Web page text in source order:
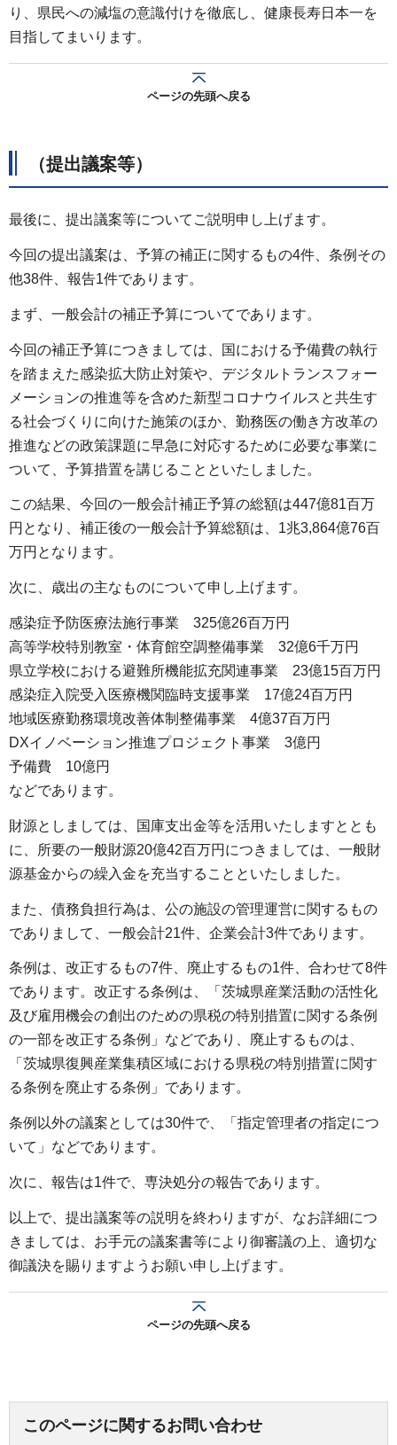
り、県民への減塩の意識付けを徹底し、健康長寿日本一を
目指してまいります。
ページの先頭へ戻る
（提出議案等）
最後に、提出議案等についてご説明申し上げます。
今回の提出議案は、予算の補正に関するもの4件、条例その
他38件、報告1件であります。
まず、一般会計の補正予算についてであります。
今回の補正予算につきましては、国における予備費の執行
を踏まえた感染拡大防止対策や、デジタルトランスフォー
メーションの推進等を含めた新型コロナウイルスと共生す
る社会づくりに向けた施策のほか、勤務医の働き方改革の
推進などの政策課題に早急に対応するために必要な事業に
ついて、予算措置を講じることといたしました。
この結果、今回の一般会計補正予算の総額は447億81百万
円となり、補正後の一般会計予算総額は、1兆3,864億76百
万円となります。
次に、歳出の主なものについて申し上げます。
感染症予防医療法施行事業 325億26百万円
高等学校特別教室・体育館空調整備事業
32億6千万円
県立学校における避難所機能拡充関連事業
23億15百万円
感染症入院受入医療機関臨時支援事業
17億24百万円
地域医療勤務環境改善体制整備事業
4億37百万円
DXイノベーション推進プロジェクト事業
3億円
予備費
10億円
などであります。
財源としましては、国庫支出金等を活用いたしますととも
に、所要の一般財源20億42百万円につきましては、一般財
源基金からの繰入金を充当することといたしました。
また、債務負担行為は、公の施設の管理運営に関するもの
でありまして、一般会計21件、企業会計3件であります。
条例は、改正するもの7件、廃止するもの1件、合わせて8件
であります。改正する条例は、「茨城県産業活動の活性化
及び雇用機会の創出のための県税の特別措置に関する条例
の一部を改正する条例」などであり、廃止するものは、
「茨城県復興産業集積区域における県税の特別措置に関す
る条例を廃止する条例」であります。
条例以外の議案としては30件で、「指定管理者の指定につ
いて」などであります。
次に、報告は1件で、専決処分の報告であります。
以上で、提出議案等の説明を終わりますが、なお詳細につ
きましては、お手元の議案書等により御審議の上、適切な
御議決を賜りますようお願い申し上げます。
ページの先頭へ戻る
このページに関するお問い合わせ